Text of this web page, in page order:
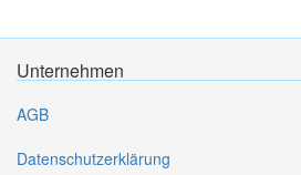
Unternehmen
AGB
Datenschutzerklärung